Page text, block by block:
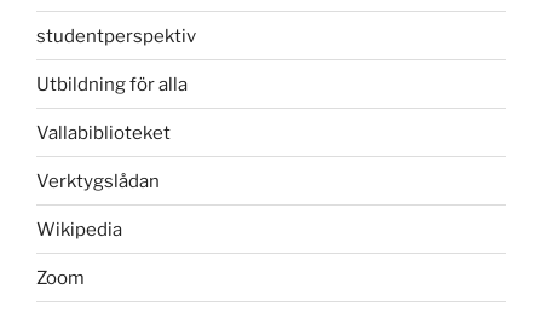
studentperspektiv
Utbildning för alla
Vallabiblioteket
Verktygslådan
Wikipedia
Zoom